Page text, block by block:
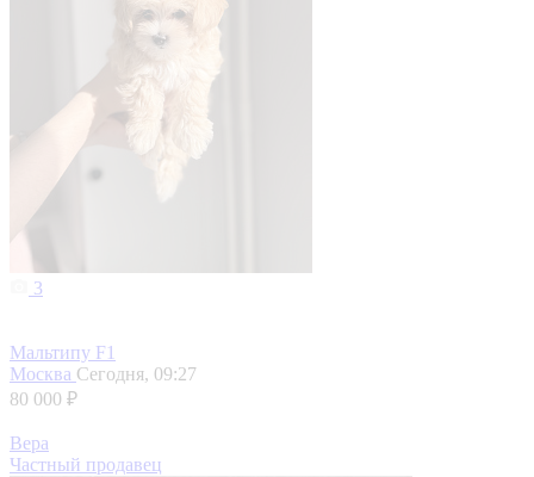
3
Мальтипу F1
Москва Сегодня, 09:27
80 000 ₽
Вера
Частный продавец